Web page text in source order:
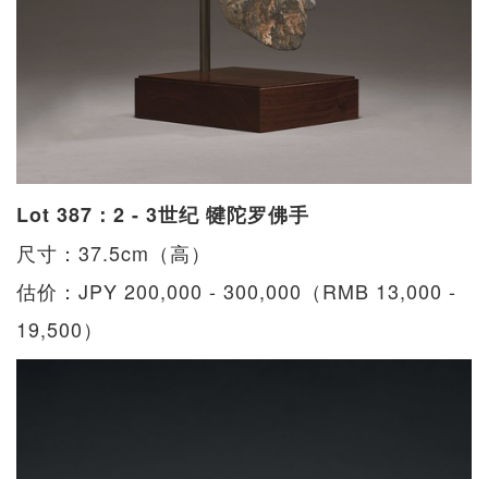
Lot 387：2 - 3世纪 犍陀罗佛手
尺寸：37.5cm（高）
估价：JPY 200,000 - 300,000（RMB 13,000 -
19,500）